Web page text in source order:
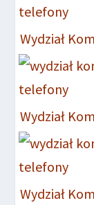
Wydział
Wydział
Wydział